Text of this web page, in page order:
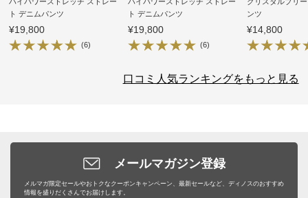
ト デニムパンツ
¥19,800
(6)
ト デニムパンツ
¥19,800
(6)
ンツ
¥14,800
口コミ人気ランキングをもっと見る
メールマガジン登録
メルマガ限定セールやおトクなクーポンキャンペーン、最新セールなど、ディノスのおすすめ
情報を盛りだくさんでお届けします。